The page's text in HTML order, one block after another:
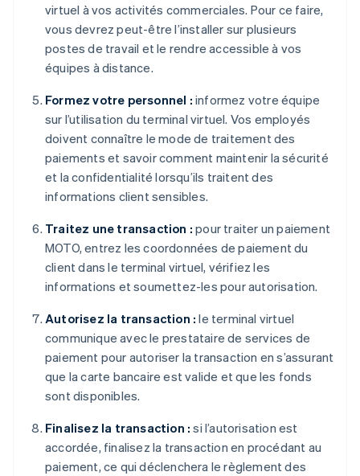
virtuel à vos activités commerciales. Pour ce faire,
vous devrez peut-être l’installer sur plusieurs
postes de travail et le rendre accessible à vos
équipes à distance.
Formez votre personnel : informez votre équipe
sur l’utilisation du terminal virtuel. Vos employés
doivent connaître le mode de traitement des
paiements et savoir comment maintenir la sécurité
et la confidentialité lorsqu’ils traitent des
informations client sensibles.
Traitez une transaction : pour traiter un paiement
MOTO, entrez les coordonnées de paiement du
client dans le terminal virtuel, vérifiez les
informations et soumettez-les pour autorisation.
Autorisez la transaction : le terminal virtuel
communique avec le prestataire de services de
paiement pour autoriser la transaction en s’assurant
que la carte bancaire est valide et que les fonds
sont disponibles.
Finalisez la transaction : si l’autorisation est
accordée, finalisez la transaction en procédant au
paiement, ce qui déclenchera le règlement des